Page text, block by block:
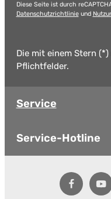
Diese Seite ist durch
Datenschutzrichtlinieund
Die mit einem Stern
Pflichtfelder.
Service
Service-Hotline